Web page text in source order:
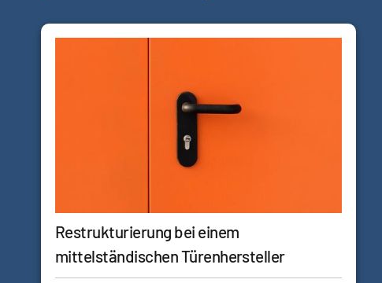
Restrukturierung bei einem
mittelständischen Türenhersteller